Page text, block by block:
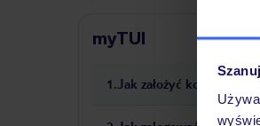
myTUI
1.Jak założyć konto w